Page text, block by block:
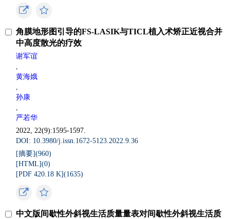
角膜地形图引导的FS-LASIK与TICL植入术矫正近视合并
中高度散光的疗效
谢军谊
,
黄海娥
,
孙康
,
严若华
2022, 22(9):1595-1597.
DOI: 10.3980/j.issn.1672-5123.2022.9.36
[摘要](960)
[HTML](0)
[PDF 420.18 K](1635)
中文版间歇性外斜视生活质量量表对间歇性外斜视生活质